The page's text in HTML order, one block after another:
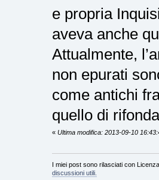
e propria
aveva anche
Attualmente,
non epurati
come antichi
quello di
« Ultima modifica: 2013-09-10
I miei post sono rilasciati con
discussioni utili.